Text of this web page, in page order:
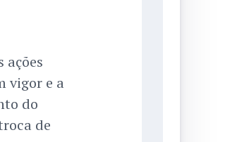
vigor e a
do
de